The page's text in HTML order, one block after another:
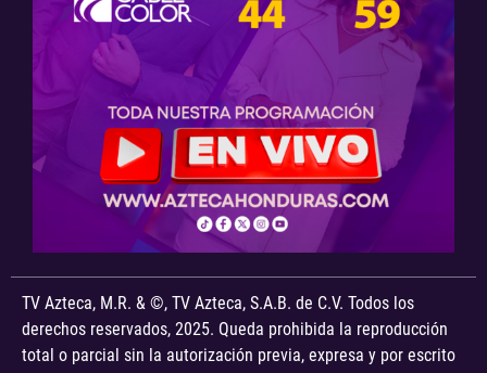
TV Azteca, M.R. & ©, TV Azteca, S.A.B. de C.V. Todos los
derechos reservados, 2025. Queda prohibida la reproducción
total o parcial sin la autorización previa, expresa y por escrito